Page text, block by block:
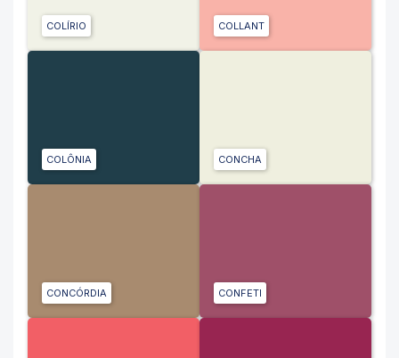
COLÍRIO COLLANT
COLÔNIA CONCHA
CONCÓRDIA CONFETI